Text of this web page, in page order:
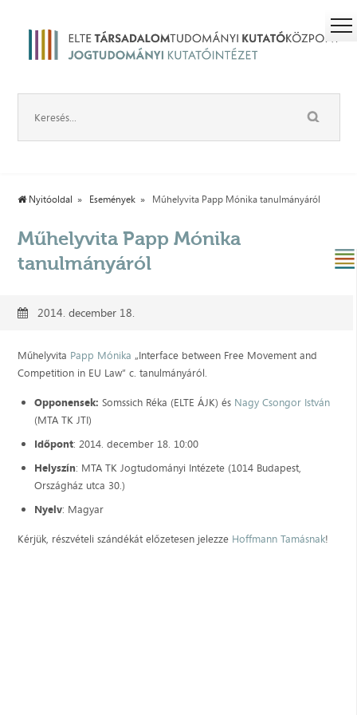
Nyitóoldal Események Műhelyvita Papp Mónika tanulmányáról
Műhelyvita Papp Mónika
tanulmányáról
2014. december 18.
Műhelyvita Papp Mónika „Interface between Free Movement and
Competition in EU Law” c. tanulmányáról.
Opponensek: Somssich Réka (ELTE ÁJK) és Nagy Csongor István
(MTA TK JTI)
Időpont: 2014. december 18. 10:00
Helyszín: MTA TK Jogtudományi Intézete (1014 Budapest,
Országház utca 30.)
Nyelv: Magyar
Kérjük, részvételi szándékát előzetesen jelezze Hoffmann Tamásnak!